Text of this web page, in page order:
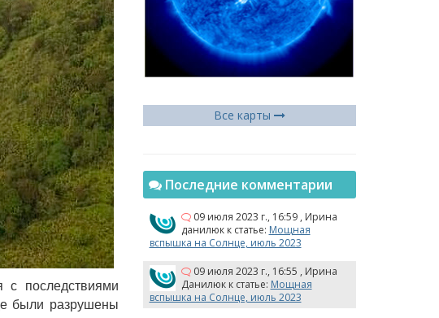
последствиями
были разрушены
Все карты
Последние комментарии
09 июля 2023 г., 16:59 , Ирина
данилюк к статье: Мощная
вспышка на Солнце, июль 2023
09 июля 2023 г., 16:55 , Ирина
Данилюк к статье: Мощная
вспышка на Солнце, июль 2023